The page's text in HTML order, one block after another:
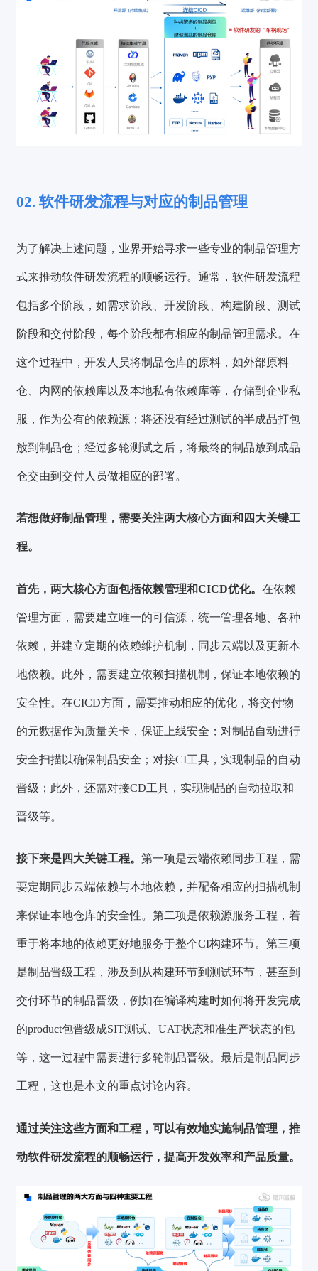
02. 软件研发流程与对应的制品管理
为了解决上述问题，业界开始寻求一些专业的制品管理方
式来推动软件研发流程的顺畅运行。通常，软件研发流程
包括多个阶段，如需求阶段、开发阶段、构建阶段、测试
阶段和交付阶段 ，每个阶段都有相应的制品管理需求。在
这个过程中，开发人员将制品仓库的原料，如外部原料
仓、内网的依赖库以及本地私有依赖库等，存储到企业私
服，作为公有的依赖源；将还没有经过测试的半成品打包
放到制品仓；经过多轮测试之后，将最终的制品放到成品
仓交由到交付人员做相应的部署。
若想做好制品管理，需要关注两大核心方面和 四大关键工
程。
首先，两大核心方面包括依赖管理和CICD优化。在依赖
管理方面，需要建立唯一的可信源 ，统一管理各地、各种
依赖，并建立定期的依赖维护机制 ，同步云端以及更新本
地依赖。此外，需要建立依赖扫描机制 ，保证本地依赖的
安全性。在CICD方面，需要推动相应的优化，将交付物
的元数据作为质量关卡，保证上线安全；对制品自动进行
安全扫描以确保制品安全；对接CI工具 ，实现制品的自动
晋级；此外，还需对接CD工具 ，实现制品的自动拉取和
晋级等。
接下来是四大关键工程。第一项是云端依赖同步工程 ，需
要定期同步云端依赖与本地依赖，并配备相应的扫描机制
来保证本地仓库的安全性。第二项是依赖源服务工程 ，着
重于将本地的依赖更好地服务于整个CI构建环节。第三项
是制品晋级工程 ，涉及到从构建环节到测试环节，甚至到
交付环节的制品晋级，例如在编译构建时如何将开发完成
的product包晋级成SIT测试、UAT状态和准生产状态的包
等，这一过程中需要进行多轮制品晋级。最后是制品同步
工程 ，这也是本文的重点讨论内容。
通过关注这些方面和工程，可以有效地实施制品管理，推
动软件研发流程的顺畅运行，提高开发效率和产品质量。